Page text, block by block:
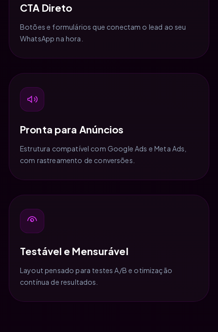
CTA Direto
Botões e formulários que conectam o lead ao seu
WhatsApp na hora.
Pronta para Anúncios
Estrutura compatível com Google Ads e Meta Ads,
com rastreamento de conversões.
Testável e Mensurável
Layout pensado para testes A/B e otimização
contínua de resultados.